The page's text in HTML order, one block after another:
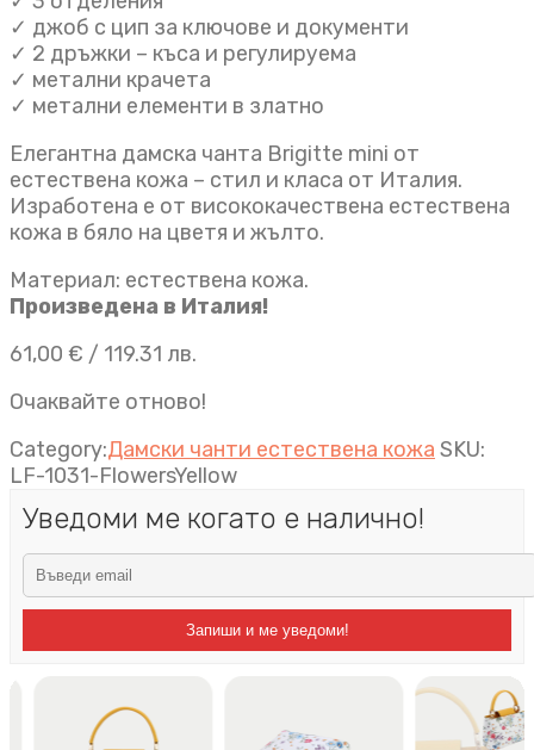
✓ джоб с цип за ключове и документи
✓ 2 дръжки – къса и регулируема
✓ метални крачета
✓ метални елементи в златно
Елегантна дамска чанта Brigitte mini от
естествена кожа – стил и класа от Италия.
Изработена е от висококачествена естествена
кожа в бяло на цветя и жълто.
Материал: естествена кожа.
Произведена в Италия!
61,00 € / 119.31 лв.
Очаквайте отново!
Category:Дамски чанти естествена кожа SKU:
LF-1031-FlowersYellow
Уведоми ме когато е налично!
Запиши и ме уведоми!